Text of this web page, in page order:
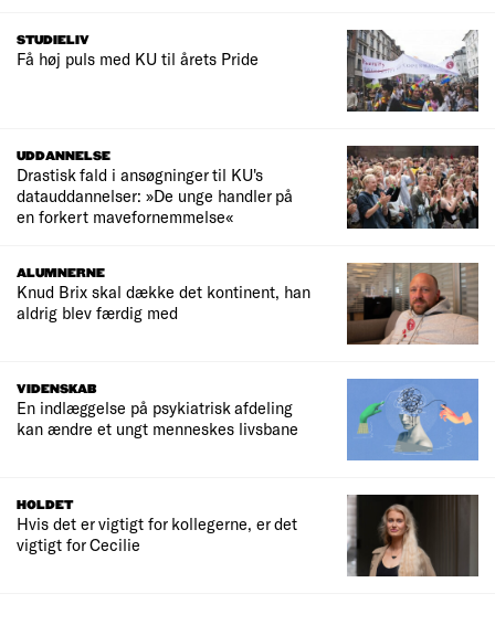
STUDIELIV
Få høj puls med KU til årets Pride
UDDANNELSE
Drastisk fald i ansøgninger til KU's
datauddannelser: »De unge handler på
en forkert mavefornemmelse«
ALUMNERNE
Knud Brix skal dække det kontinent, han
aldrig blev færdig med
VIDENSKAB
En indlæggelse på psykiatrisk afdeling
kan ændre et ungt menneskes livsbane
HOLDET
Hvis det er vigtigt for kollegerne, er det
vigtigt for Cecilie